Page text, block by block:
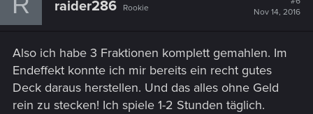
:
raider286 Rookie
Nov 14, 2016
Also ich habe 3 Fraktionen komplett gemahlen. Im
Endeffekt konnte ich mir bereits ein recht gutes
Deck daraus herstellen. Und das alles ohne Geld
rein zu stecken! Ich spiele 1-2 Stunden täglich.